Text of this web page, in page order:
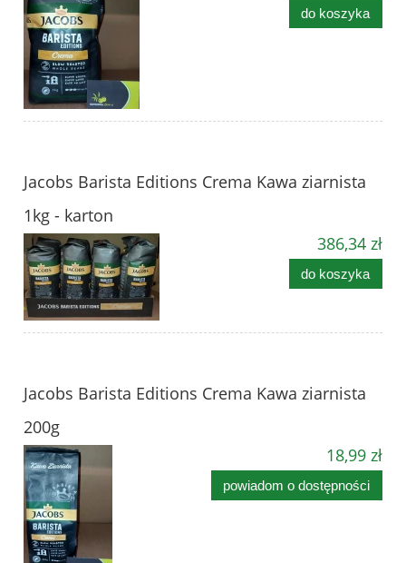
do koszyka
Jacobs Barista Editions Crema Kawa ziarnista
1kg - karton
386,34 zł
do koszyka
Jacobs Barista Editions Crema Kawa ziarnista
200g
18,99 zł
powiadom o dostępności